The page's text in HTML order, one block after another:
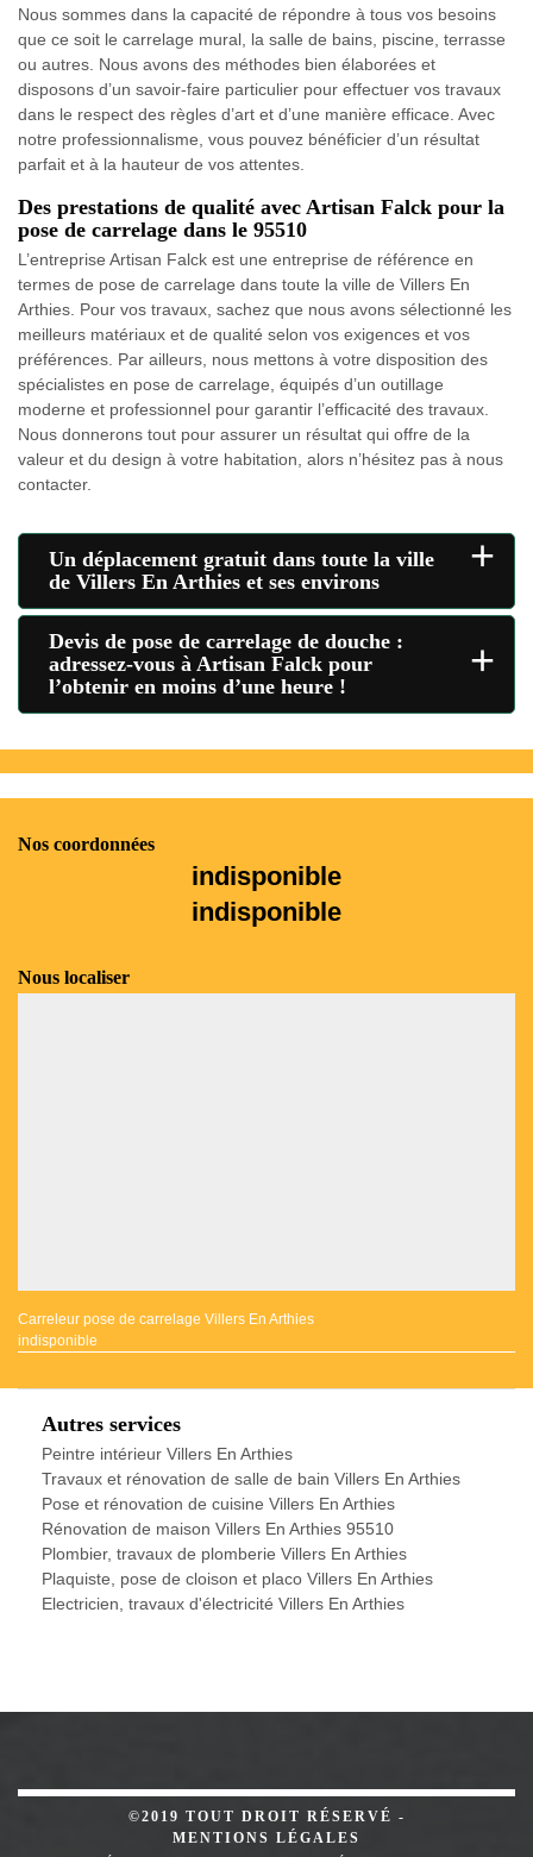
Nous sommes dans la capacité de répondre à tous vos besoins
que ce soit le carrelage mural, la salle de bains, piscine, terrasse
ou autres. Nous avons des méthodes bien élaborées et
disposons d’un savoir-faire particulier pour effectuer vos travaux
dans le respect des règles d’art et d’une manière efficace. Avec
notre professionnalisme, vous pouvez bénéficier d’un résultat
parfait et à la hauteur de vos attentes.
Des prestations de qualité avec Artisan Falck pour la
pose de carrelage dans le 95510
L’entreprise Artisan Falck est une entreprise de référence en
termes de pose de carrelage dans toute la ville de Villers En
Arthies. Pour vos travaux, sachez que nous avons sélectionné les
meilleurs matériaux et de qualité selon vos exigences et vos
préférences. Par ailleurs, nous mettons à votre disposition des
spécialistes en pose de carrelage, équipés d’un outillage
moderne et professionnel pour garantir l’efficacité des travaux.
Nous donnerons tout pour assurer un résultat qui offre de la
valeur et du design à votre habitation, alors n’hésitez pas à nous
contacter.
Un déplacement gratuit dans toute la ville
de Villers En Arthies et ses environs
+
Devis de pose de carrelage de douche :
adressez-vous à Artisan Falck pour
l’obtenir en moins d’une heure !
+
Nos coordonnées
indisponible
indisponible
Nous localiser
Carreleur pose de carrelage Villers En Arthies
indisponible
Autres services
Peintre intérieur Villers En Arthies
Travaux et rénovation de salle de bain Villers En Arthies
Pose et rénovation de cuisine Villers En Arthies
Rénovation de maison Villers En Arthies 95510
Plombier, travaux de plomberie Villers En Arthies
Plaquiste, pose de cloison et placo Villers En Arthies
Electricien, travaux d'électricité Villers En Arthies
©2019 TOUT DROIT RÉSERVÉ -
MENTIONS LÉGALES